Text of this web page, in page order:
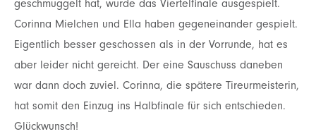
geschmuggelt hat, wurde das Viertelfinale ausgespielt.
Corinna Mielchen und Ella haben gegeneinander gespielt.
Eigentlich besser geschossen als in der Vorrunde, hat es
aber leider nicht gereicht. Der eine Sauschuss daneben
war dann doch zuviel. Corinna, die spätere Tireurmeisterin,
hat somit den Einzug ins Halbfinale für sich entschieden.
Glückwunsch!